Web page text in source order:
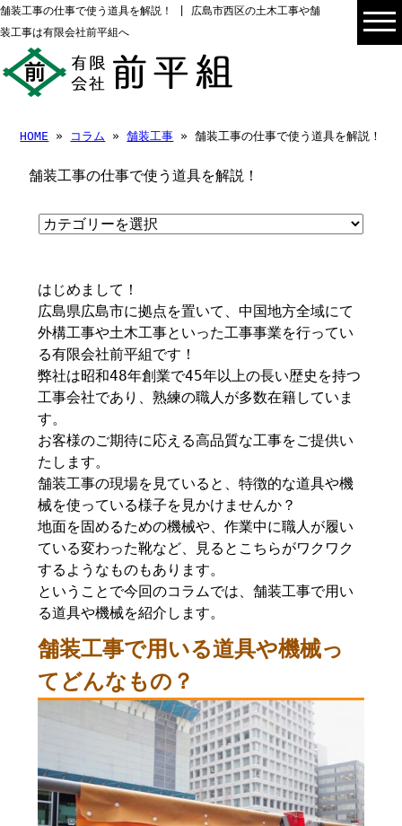
舗装工事の仕事で使う道具を解説！ | 広島市西区の土木工事や舗
装工事は有限会社前平組へ
HOME » コラム »舗装工事 » 舗装工事の仕事で使う道具を解説！
舗装工事の仕事で使う道具を解説！
はじめまして！
広島県広島市に拠点を置いて、中国地方全域にて
外構工事や土木工事といった工事事業を行ってい
る有限会社前平組です！
弊社は昭和48年創業で45年以上の長い歴史を持つ
工事会社であり、熟練の職人が多数在籍していま
す。
お客様のご期待に応える高品質な工事をご提供い
たします。
舗装工事の現場を見ていると、特徴的な道具や機
械を使っている様子を見かけませんか？
地面を固めるための機械や、作業中に職人が履い
ている変わった靴など、見るとこちらがワクワク
するようなものもあります。
ということで今回のコラムでは、舗装工事で用い
る道具や機械を紹介します。
舗装工事で用いる道具や機械っ
てどんなもの？